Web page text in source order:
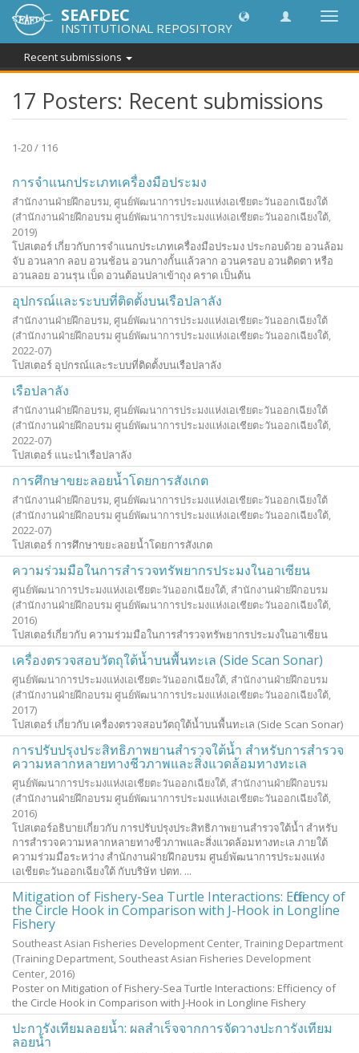
SEAFDEC
INSTITUTIONAL REPOSITORY
Recent submissions
17 Posters: Recent submissions
1-20 / 116
การจำแนกประเภทเครื่องมือประมง
สำนักงานฝ่ายฝึกอบรม, ศูนย์พัฒนาการประมงแห่งเอเชียตะวันออกเฉียงใต้
(สำนักงานฝ่ายฝึกอบรม ศูนย์พัฒนาการประมงแห่งเอเชียตะวันออกเฉียงใต้,
2019)
โปสเตอร์ เกี่ยวกับการจำแนกประเภทเครื่องมือประมง ประกอบด้วย อวนล้อม
จับ อวนลาก ลอบ อวนช้อน อวนกางกั้นแล้วลาก อวนครอบ อวนติดตา หรือ
อวนลอย อวนรุน เบ็ด อวนต้อนปลาเข้าถุง คราด เป็นต้น
อุปกรณ์และระบบที่ติดตั้งบนเรือปลาลัง
สำนักงานฝ่ายฝึกอบรม, ศูนย์พัฒนาการประมงแห่งเอเชียตะวันออกเฉียงใต้
(สำนักงานฝ่ายฝึกอบรม ศูนย์พัฒนาการประมงแห่งเอเชียตะวันออกเฉียงใต้,
2022-07)
โปสเตอร์ อุปกรณ์และระบบที่ติดตั้งบนเรือปลาลัง
เรือปลาลัง
สำนักงานฝ่ายฝึกอบรม, ศูนย์พัฒนาการประมงแห่งเอเชียตะวันออกเฉียงใต้
(สำนักงานฝ่ายฝึกอบรม ศูนย์พัฒนาการประมงแห่งเอเชียตะวันออกเฉียงใต้,
2022-07)
โปสเตอร์ แนะนำเรือปลาลัง
การศึกษาขยะลอยน้ำโดยการสังเกต
สำนักงานฝ่ายฝึกอบรม, ศูนย์พัฒนาการประมงแห่งเอเชียตะวันออกเฉียงใต้
(สำนักงานฝ่ายฝึกอบรม ศูนย์พัฒนาการประมงแห่งเอเชียตะวันออกเฉียงใต้,
2022-07)
โปสเตอร์ การศึกษาขยะลอยน้ำโดยการสังเกต
ความร่วมมือในการสำรวจทรัพยากรประมงในอาเซียน
ศูนย์พัฒนาการประมงแห่งเอเชียตะวันออกเฉียงใต้, สำนักงานฝ่ายฝึกอบรม
(สำนักงานฝ่ายฝึกอบรม ศูนย์พัฒนาการประมงแห่งเอเชียตะวันออกเฉียงใต้,
2016)
โปสเตอร์เกี่ยวกับ ความร่วมมือในการสำรวจทรัพยากรประมงในอาเซียน
เครื่องตรวจสอบวัตถุใต้น้ำบนพื้นทะเล (Side Scan Sonar)
ศูนย์พัฒนาการประมงแห่งเอเชียตะวันออกเฉียงใต้, สำนักงานฝ่ายฝึกอบรม
(สำนักงานฝ่ายฝึกอบรม ศูนย์พัฒนาการประมงแห่งเอเชียตะวันออกเฉียงใต้,
2017)
โปสเตอร์ เกี่ยวกับ เครื่องตรวจสอบวัตถุใต้น้ำบนพื้นทะเล (Side Scan Sonar)
การปรับปรุงประสิทธิภาพยานสำรวจใต้น้ำ สำหรับการสำรวจ
ความหลากหลายทางชีวภาพและสิ่งแวดล้อมทางทะเล
ศูนย์พัฒนาการประมงแห่งเอเชียตะวันออกเฉียงใต้, สำนักงานฝ่ายฝึกอบรม
(สำนักงานฝ่ายฝึกอบรม ศูนย์พัฒนาการประมงแห่งเอเชียตะวันออกเฉียงใต้,
2016)
โปสเตอร์อธิบายเกี่ยวกับ การปรับปรุงประสิทธิภาพยานสำรวจใต้น้ำ สำหรับ
การสำรวจความหลากหลายทางชีวภาพและสิ่งแวดล้อมทางทะเล ภายใต้
ความร่วมมือระหว่าง สำนักงานฝ่ายฝึกอบรม ศูนย์พัฒนาการประมงแห่ง
เอเชียตะวันออกเฉียงใต้ กับบริษัท ปตท. ...
Mitigation of Fishery-Sea Turtle Interactions: Efficiency of
the Circle Hook in Comparison with J-Hook in Longline
Fishery
Southeast Asian Fisheries Development Center, Training Department
(Training Department, Southeast Asian Fisheries Development
Center,2016)
Poster on Mitigation of Fishery-Sea Turtle Interactions: Efficiency of
the Circle Hook in Comparison with J-Hook in Longline Fishery
ปะการังเทียมลอยน้ำ: ผลสำเร็จจากการจัดวางปะการังเทียม
ลอยน้ำ